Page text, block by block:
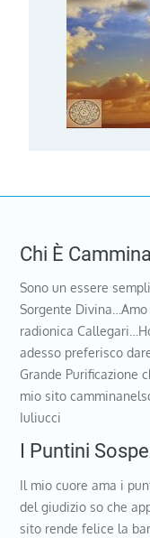
Chi È
Sono un essere
Sorgente
radionica
adesso preferisco
Grande Purificazione
mio sito
Iuliucci
I Puntini
Il mio cuore ama i
del giudizio so che
sito rende felice la